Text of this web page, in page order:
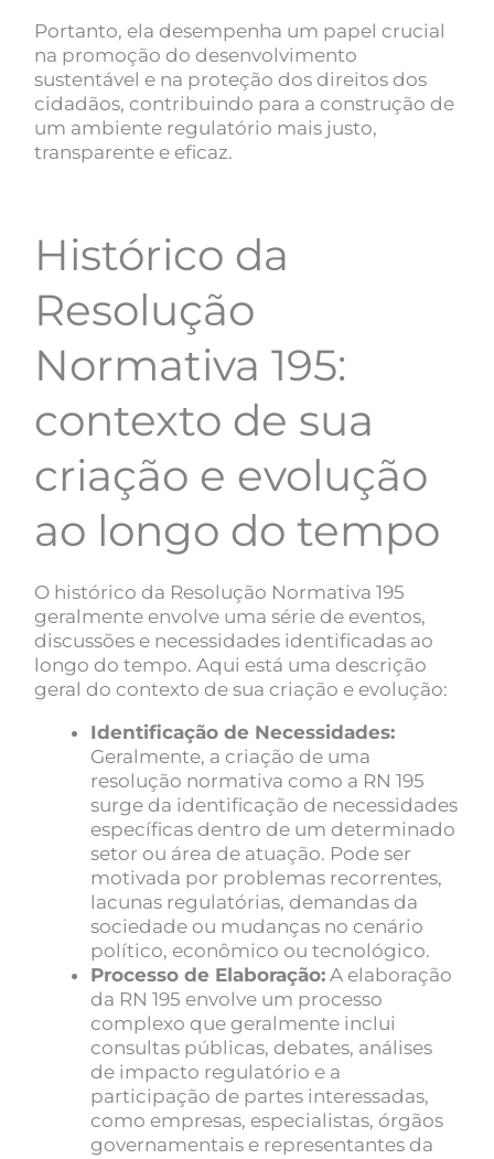
Portanto, ela desempenha um papel crucial
na promoção do desenvolvimento
sustentável e na proteção dos direitos dos
cidadãos, contribuindo para a construção de
um ambiente regulatório mais justo,
transparente e eficaz.
Histórico da
Resolução
Normativa 195:
contexto de sua
criação e evolução
ao longo do tempo
O histórico da Resolução Normativa 195
geralmente envolve uma série de eventos,
discussões e necessidades identificadas ao
longo do tempo. Aqui está uma descrição
geral do contexto de sua criação e evolução:
Identificação de Necessidades:
Geralmente, a criação de uma
resolução normativa como a RN 195
surge da identificação de necessidades
específicas dentro de um determinado
setor ou área de atuação. Pode ser
motivada por problemas recorrentes,
lacunas regulatórias, demandas da
sociedade ou mudanças no cenário
político, econômico ou tecnológico.
Processo de Elaboração: A elaboração
da RN 195 envolve um processo
complexo que geralmente inclui
consultas públicas, debates, análises
de impacto regulatório e a
participação de partes interessadas,
como empresas, especialistas, órgãos
governamentais e representantes da